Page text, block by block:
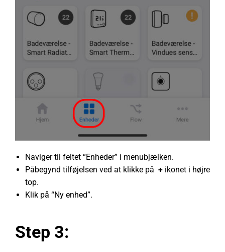
Naviger til feltet “Enheder” i menubjælken.
Påbegynd tilføjelsen ved at klikke på + ikonet i højre
top.
Klik på “Ny enhed”.
Step 3: